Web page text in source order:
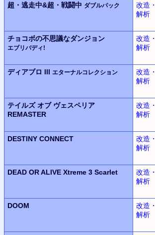
超・逃走中&超・戦闘中 ダブルパック
改造・
解析
チョコボの不思議なダンジョン
エブリバディ!
改造・
解析
ディアブロ III エターナルコレクション
改造・
解析
テイルズ オブ ヴェスペリア
REMASTER
改造・
解析
DESTINY CONNECT
改造・
解析
DEAD OR ALIVE Xtreme 3 Scarlet
改造・
解析
DOOM
改造・
解析